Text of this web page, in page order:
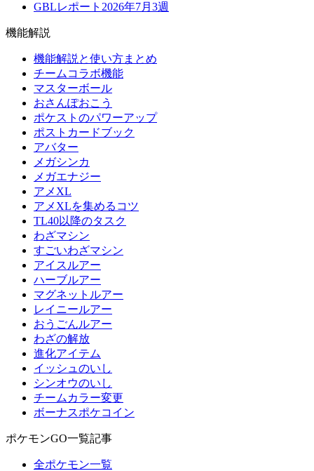
GBLレポート2026年7月3週
機能解説
機能解説と使い方まとめ
チームコラボ機能
マスターボール
おさんぽおこう
ポケストのパワーアップ
ポストカードブック
アバター
メガシンカ
メガエナジー
アメXL
アメXLを集めるコツ
TL40以降のタスク
わざマシン
すごいわざマシン
アイスルアー
ハーブルアー
マグネットルアー
レイニールアー
おうごんルアー
わざの解放
進化アイテム
イッシュのいし
シンオウのいし
チームカラー変更
ボーナスポケコイン
ポケモンGO一覧記事
全ポケモン一覧